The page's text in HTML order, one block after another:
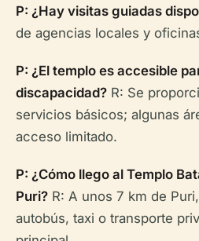
P: ¿Hay visitas guiadas
de agencias locales y
P: ¿El templo es accesible
discapacidad? R: Se
servicios básicos; algunas
acceso limitado.
P: ¿Cómo llego al Templo
Puri? R: A unos 7 km de
autobús, taxi o transporte